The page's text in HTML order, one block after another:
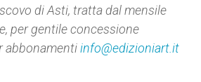
di Asti, tratta dal mensile
per gentile concessione
abbonamentiinfo@edizioniart.it